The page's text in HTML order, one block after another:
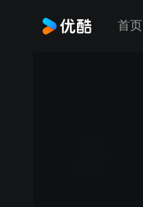
首页